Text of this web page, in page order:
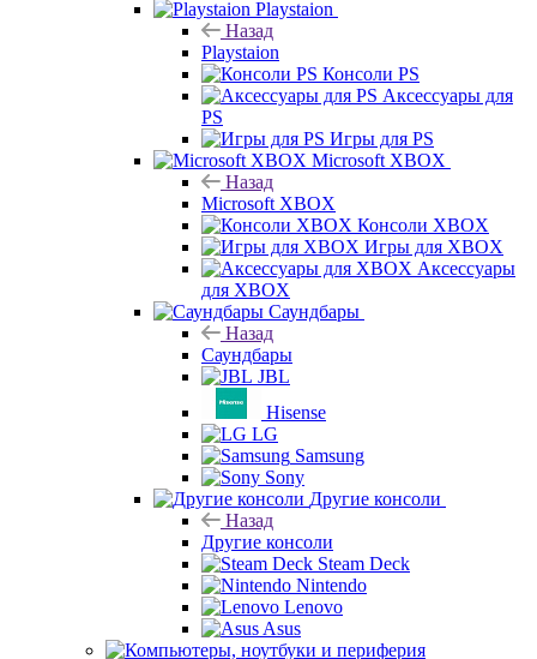
Playstaion
Назад
Playstaion
Консоли PS
Аксессуары для
PS
Игры для PS
Microsoft XBOX
Назад
Microsoft XBOX
Консоли XBOX
Игры для XBOX
Аксессуары
для XBOX
Саундбары
Назад
Саундбары
JBL
Hisense
LG
Samsung
Sony
Другие консоли
Назад
Другие консоли
Steam Deck
Nintendo
Lenovo
Asus